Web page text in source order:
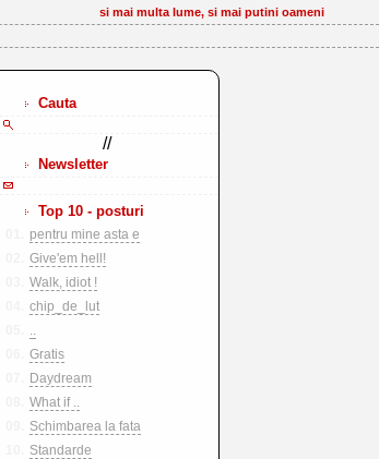
si mai multa lume, si mai putini oameni
Cauta
//
Newsletter
Top 10 - posturi
pentru mine asta e
Give'em hell!
Walk, idiot !
chip_de_lut
..
Gratis
Daydream
What if ..
Schimbarea la fata
Standarde